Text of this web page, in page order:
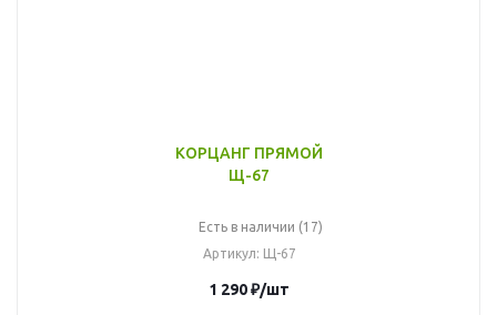
КОРЦАНГ ПРЯМОЙ
Щ-67
Есть в наличии (17)
Артикул: Щ-67
1 290₽/шт